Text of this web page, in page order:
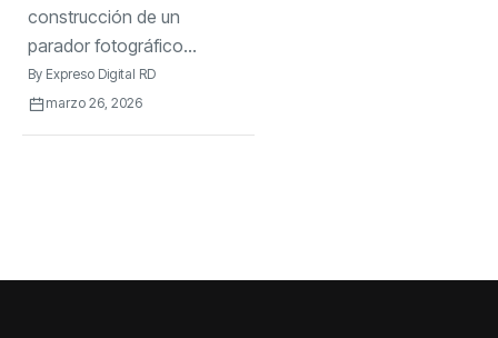
construcción de un
parador fotográfico...
By Expreso Digital RD
marzo 26, 2026